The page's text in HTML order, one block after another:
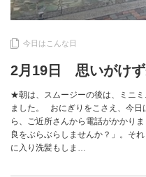
今日はこんな日
2月19日 思いがけず
★朝は、スムージーの後は、ミニ
ました。 おにぎりをこさえ、今日
ら、ご近所さんから電話がかかり
良をぶらぶらしませんか？」。そ
に入り洗髪もしま…